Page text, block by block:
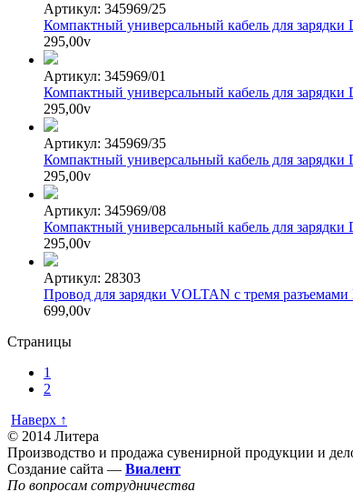
Артикул: 345969/25
Компактный универсальный кабель для
295,00v
Артикул: 345969/01
Компактный универсальный кабель для
295,00v
Артикул: 345969/35
Компактный универсальный кабель для
295,00v
Артикул: 345969/08
Компактный универсальный кабель для
295,00v
Артикул: 28303
Провод для зарядки VOLTAN с тремя
699,00v
Страницы
1
2
Наверх ↑
© 2014 Литера
Производство и продажа сувенирной продукции и
Создание сайта — Виалент
По вопросам сотрудничества